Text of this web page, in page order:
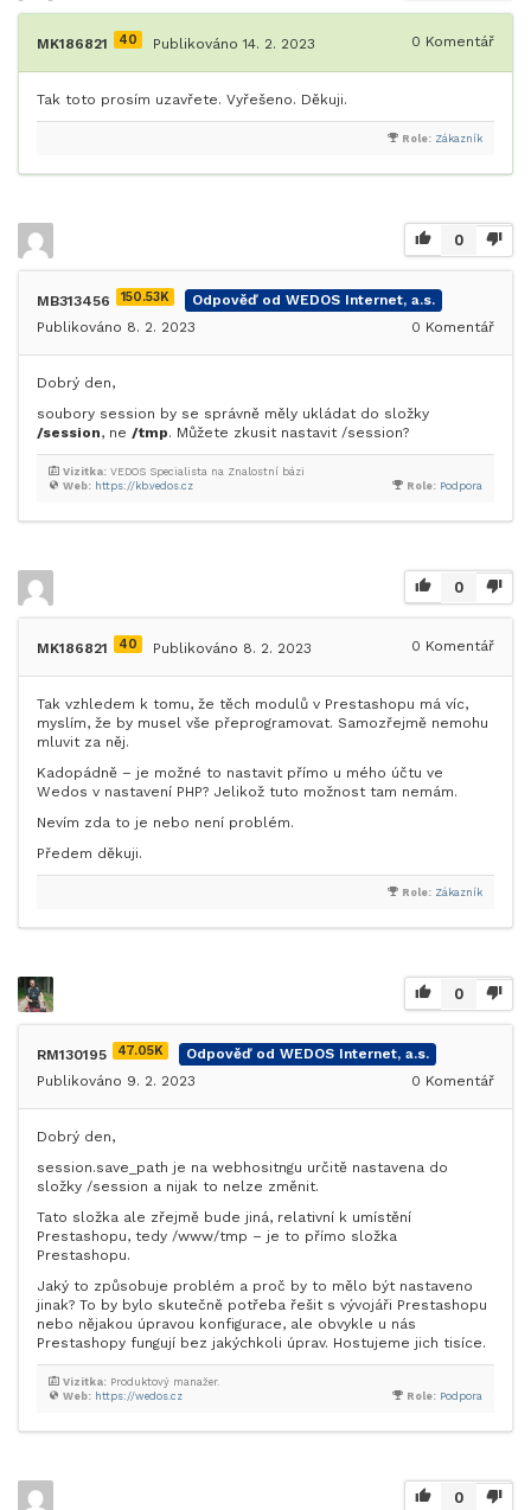
MK186821 40 Publikováno 14. 2. 2023 0 Komentář
Tak toto prosím uzavřete. Vyřešeno. Děkuji.
Role: Zákazník
0
MB313456 150.53K
Odpověď od WEDOS Internet, a.s.
Publikováno 8. 2. 2023
0 Komentář
Dobrý den,
soubory session by se správně měly ukládat do složky
/session, ne /tmp. Můžete zkusit nastavit /session?
Role: Podpora
Web: https://kb.vedos.cz
Vizitka: VEDOS Specialista na Znalostní bázi
0
MK186821 40 Publikováno 8. 2. 2023 0 Komentář
Tak vzhledem k tomu, že těch modulů v Prestashopu má víc,
myslím, že by musel vše přeprogramovat. Samozřejmě nemohu
mluvit za něj.
Kadopádně – je možné to nastavit přímo u mého účtu ve
Wedos v nastavení PHP? Jelikož tuto možnost tam nemám.
Nevím zda to je nebo není problém.
Předem děkuji.
Role: Zákazník
0
RM130195 47.05K
Odpověď od WEDOS Internet, a.s.
Publikováno 9. 2. 2023
0 Komentář
Dobrý den,
session.save_path je na webhositngu určitě nastavena do
složky /session a nijak to nelze změnit.
Tato složka ale zřejmě bude jiná, relativní k umístění
Prestashopu, tedy /www/tmp – je to přímo složka
Prestashopu.
Jaký to způsobuje problém a proč by to mělo být nastaveno
jinak? To by bylo skutečně potřeba řešit s vývojáři Prestashopu
nebo nějakou úpravou konfigurace, ale obvykle u nás
Prestashopy fungují bez jakýchkoli úprav. Hostujeme jich tisíce.
Role: Podpora
Web: https://wedos.cz
Vizitka: Produktový manažer.
0